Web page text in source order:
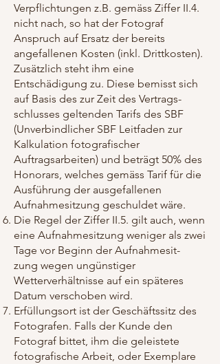
Verpflichtungen z.B. gemäss Ziffer II.4.
nicht nach, so hat der Fotograf
Anspruch auf Ersatz der bereits
angefallenen Kosten (inkl. Drittkosten).
Zusätzlich steht ihm eine
Entschädigung zu. Diese bemisst sich
auf Basis des zur Zeit des Vertrags-
schlusses geltenden Tarifs des SBF
(Unverbindlicher SBF Leitfaden zur
Kalkulation fotografischer
Auftragsarbeiten) und beträgt 50% des
Honorars, welches gemäss Tarif für die
Ausführung der ausgefallenen
Aufnahmesitzung geschuldet wäre.
Die Regel der Ziffer II.5. gilt auch, wenn
eine Aufnahmesitzung weniger als zwei
Tage vor Beginn der Aufnahmesit-
zung wegen ungünstiger
Wetterverhältnisse auf ein späteres
Datum verschoben wird.
Erfüllungsort ist der Geschäftssitz des
Fotografen. Falls der Kunde den
Fotograf bittet, ihm die geleistete
fotografische Arbeit, oder Exemplare